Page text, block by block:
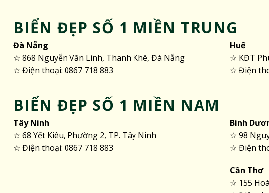
BIỂN ĐẸP SỐ 1 MIỀN TRUNG
Đà Nẵng
☆ 868 Nguyễn Văn Linh, Thanh Khê, Đà Nẵng
☆ Điện thoại: 0867 718 883
Huế
☆ KĐT
☆ Điện
BIỂN ĐẸP SỐ 1 MIỀN NAM
Tây Ninh
☆ 68 Yết Kiêu, Phường 2, TP. Tây Ninh
☆ Điện thoại: 0867 718 883
Bình
☆ 98
☆ Điện
Cần Thơ
☆ 155